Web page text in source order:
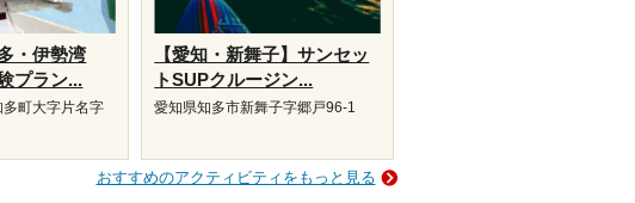
・伊勢湾
プラン...
町大字片名字
【愛知・新舞子】サンセッ
トSUPクルージン...
愛知県知多市新舞子字郷戸96-1
おすすめのアクティビティをもっと見る